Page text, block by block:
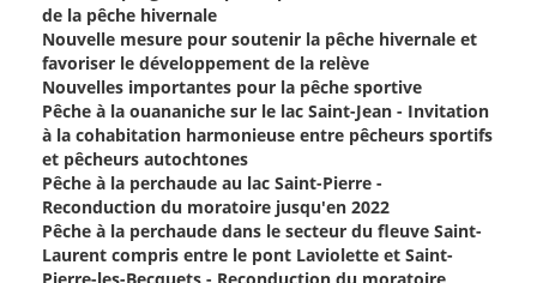
de la pêche hivernale
Nouvelle mesure pour soutenir la pêche hivernale et
favoriser le développement de la relève
Nouvelles importantes pour la pêche sportive
Pêche à la ouananiche sur le lac Saint-Jean - Invitation
à la cohabitation harmonieuse entre pêcheurs sportifs
et pêcheurs autochtones
Pêche à la perchaude au lac Saint-Pierre -
Reconduction du moratoire jusqu'en 2022
Pêche à la perchaude dans le secteur du fleuve Saint-
Laurent compris entre le pont Laviolette et Saint-